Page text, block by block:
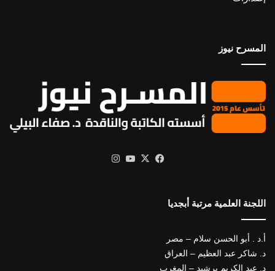
المسرح نيوز
فيسبوك
X يوتيوب
اللجنة العلمية مرتبة أبجديا
أ.د . أبو الحسن سلام – مصر
د. شاكر عبد العظيم – العراق
د. عبد الكريم برشيد – المغرب